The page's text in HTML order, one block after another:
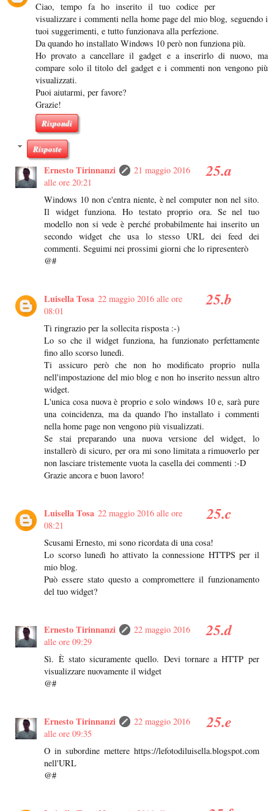
Ciao, tempo fa ho inserito il tuo codice per
visualizzare i commenti nella home page del mio blog, seguendo i
tuoi suggerimenti, e tutto funzionava alla perfezione.
Da quando ho installato Windows 10 però non funziona più.
Ho provato a cancellare il gadget e a inserirlo di nuovo, ma
compare solo il titolo del gadget e i commenti non vengono più
visualizzati.
Puoi aiutarmi, per favore?
Grazie!
Rispondi
Risposte
Ernesto Tirinnanzi
21 maggio 2016
alle ore 20:21
Windows 10 non c'entra niente, è nel computer non nel sito.
Il widget funziona. Ho testato proprio ora. Se nel tuo
modello non si vede è perché probabilmente hai inserito un
secondo widget che usa lo stesso URL dei feed dei
commenti. Seguimi nei prossimi giorni che lo ripresenterò
@#
Luisella Tosa 22 maggio 2016 alle ore
08:01
Ti ringrazio per la sollecita risposta :-)
Lo so che il widget funziona, ha funzionato perfettamente
fino allo scorso lunedì.
Ti assicuro però che non ho modificato proprio nulla
nell'impostazione del mio blog e non ho inserito nessun altro
widget.
L'unica cosa nuova è proprio e solo windows 10 e, sarà pure
una coincidenza, ma da quando l'ho installato i commenti
nella home page non vengono più visualizzati.
Se stai preparando una nuova versione del widget, lo
installerò di sicuro, per ora mi sono limitata a rimuoverlo per
non lasciare tristemente vuota la casella dei commenti :-D
Grazie ancora e buon lavoro!
Luisella Tosa 22 maggio 2016 alle ore
08:21
Scusami Ernesto, mi sono ricordata di una cosa!
Lo scorso lunedì ho attivato la connessione HTTPS per il
mio blog.
Può essere stato questo a compromettere il funzionamento
del tuo widget?
Ernesto Tirinnanzi
22 maggio 2016
alle ore 09:29
Sì. È stato sicuramente quello. Devi tornare a HTTP per
visualizzare nuovamente il widget
@#
Ernesto Tirinnanzi
22 maggio 2016
alle ore 09:35
O in subordine mettere https://lefotodiluisella.blogspot.com
nell'URL
@#